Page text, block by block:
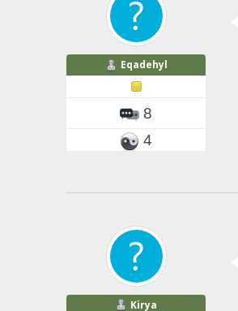
Eqadehyl
8
4
Kirya